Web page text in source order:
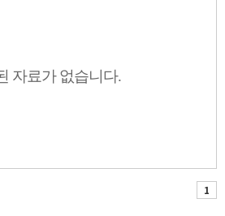
자료가 없습니다.
1